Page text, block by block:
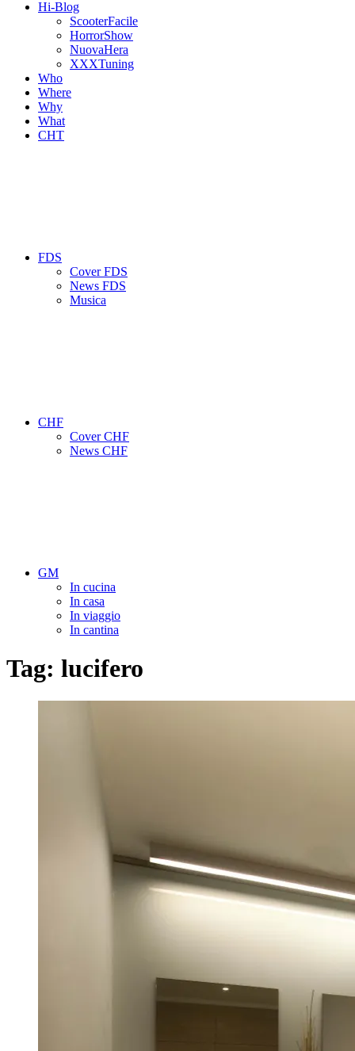
Hi-Blog
ScooterFacile
HorrorShow
NuovaHera
XXXTuning
Who
Where
Why
What
CHT
FDS
Cover FDS
News FDS
Musica
CHF
Cover CHF
News CHF
GM
In cucina
In casa
In viaggio
In cantina
Tag: lucifero